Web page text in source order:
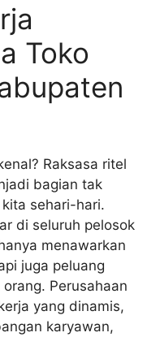
Toko
Raksasa ritel
bagian tak
sehari-hari.
di seluruh pelosok
menawarkan
juga peluang
Perusahaan
yang dinamis,
karyawan,